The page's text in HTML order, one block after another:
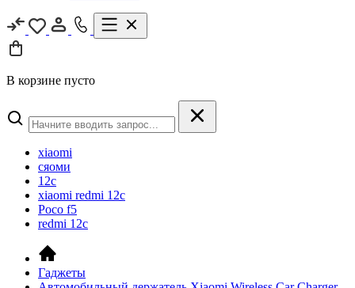
В корзине пусто
xiaomi
сяоми
12c
xiaomi redmi 12c
Poco f5
redmi 12c
Гаджеты